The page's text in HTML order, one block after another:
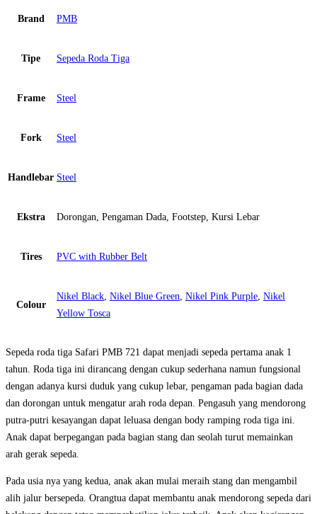
Brand PMB
Tipe Sepeda Roda Tiga
Frame Steel
Fork Steel
Handlebar Steel
Ekstra Dorongan, Pengaman Dada, Footstep, Kursi Lebar
Tires PVC with Rubber Belt
Colour
Nikel Black, Nikel Blue Green, Nikel Pink Purple, Nikel
Yellow Tosca
Sepeda roda tiga Safari PMB 721 dapat menjadi sepeda pertama anak 1
tahun. Roda tiga ini dirancang dengan cukup sederhana namun fungsional
dengan adanya kursi duduk yang cukup lebar, pengaman pada bagian dada
dan dorongan untuk mengatur arah roda depan. Pengasuh yang mendorong
putra-putri kesayangan dapat leluasa dengan body ramping roda tiga ini.
Anak dapat berpegangan pada bagian stang dan seolah turut memainkan
arah gerak sepeda.
Pada usia nya yang kedua, anak akan mulai meraih stang dan mengambil
alih jalur bersepeda. Orangtua dapat membantu anak mendorong sepeda dari